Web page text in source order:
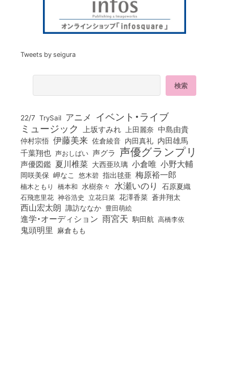
Tweets by seigura
22/7 TrySail アニメ イベント・ライブ
ミュージック 上坂すみれ 上田麗奈 中島由貴
仲村宗悟 伊藤美来 佐倉綾音 内田真礼 内田雄馬
千葉翔也 声おしばい 声グラ 声優グランプリ
声優図鑑 夏川椎菜 大西亜玖璃 小倉唯 小野大輔
岡咲美保 岬なこ 悠木碧 指出毬亜 梅原裕一郎
楠木ともり 橋本和 水樹奈々 水瀬いのり 石原夏織
石飛恵里花 神谷浩史 立花日菜 花澤香菜 蒼井翔太
西山宏太朗 諏訪ななか 豊田萌絵
進学・オーディション 雨宮天 駒田航 高橋李依
鬼頭明里 麻倉もも